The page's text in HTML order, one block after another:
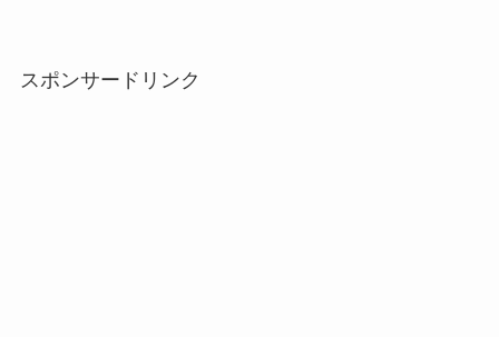
スポンサードリンク